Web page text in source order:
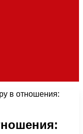
в отношения: